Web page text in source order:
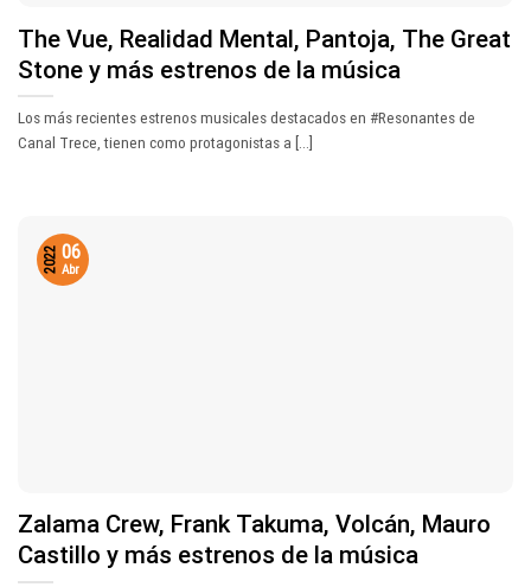
The Vue, Realidad Mental, Pantoja, The Great
Stone y más estrenos de la música
Los más recientes estrenos musicales destacados en #Resonantes de
Canal Trece, tienen como protagonistas a [...]
Zalama Crew, Frank Takuma, Volcán, Mauro
Castillo y más estrenos de la música
06
Abr
2022